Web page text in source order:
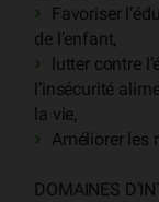
Favoriser
de l’enfant,
lutter contre
l’insécurité
la vie,
Améliorer les
DOMAINES